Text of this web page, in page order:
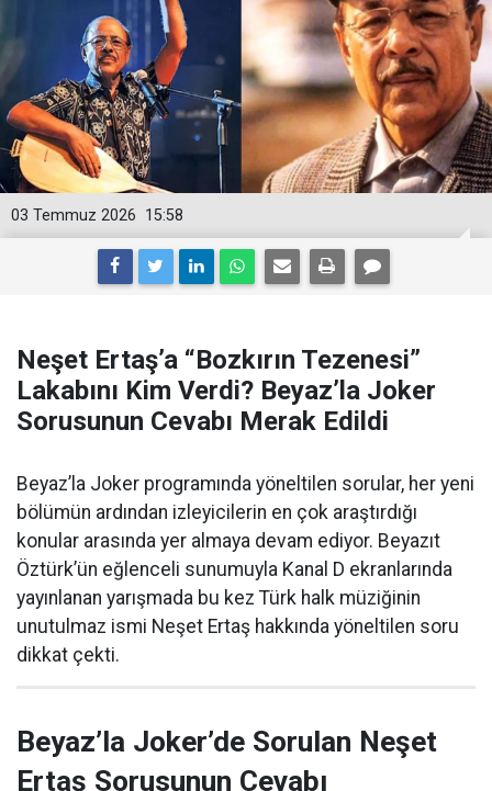
15:58
03 Temmuz 2026
Neşet Ertaş’a “Bozkırın Tezenesi”
Lakabını Kim Verdi? Beyaz’la Joker
Sorusunun Cevabı Merak Edildi
Beyaz’la Joker programında yöneltilen sorular, her yeni
bölümün ardından izleyicilerin en çok araştırdığı
konular arasında yer almaya devam ediyor. Beyazıt
Öztürk’ün eğlenceli sunumuyla Kanal D ekranlarında
yayınlanan yarışmada bu kez Türk halk müziğinin
unutulmaz ismi Neşet Ertaş hakkında yöneltilen soru
dikkat çekti.
Beyaz’la Joker’de Sorulan Neşet
Ertaş Sorusunun Cevabı